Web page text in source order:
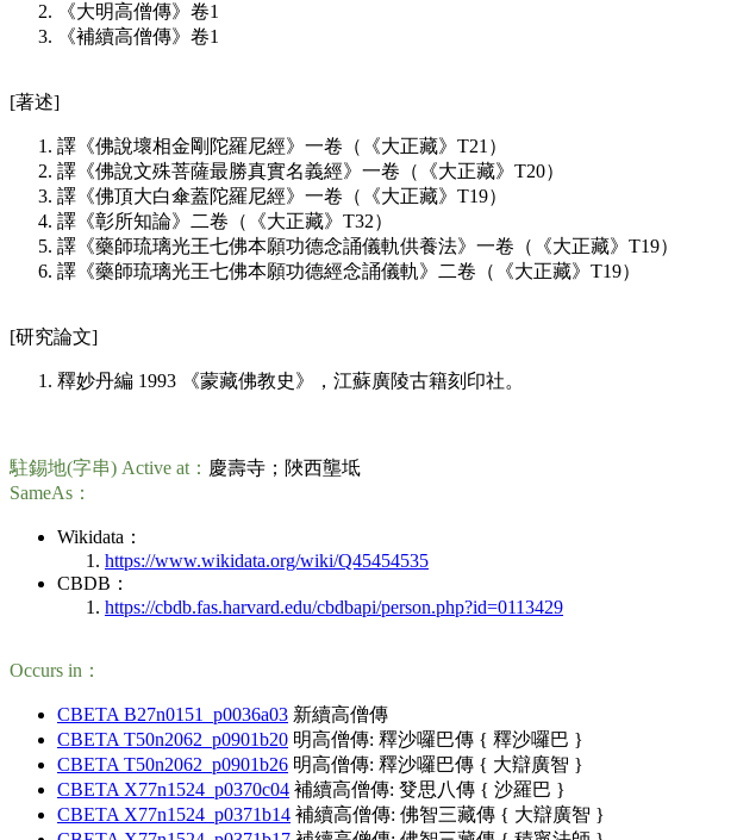
《大明高僧傳》卷1
《補續高僧傳》卷1
[著述]
譯《佛說壞相金剛陀羅尼經》一卷（《大正藏》T21）
譯《佛說文殊菩薩最勝真實名義經》一卷（《大正藏》T20）
譯《佛頂大白傘蓋陀羅尼經》一卷（《大正藏》T19）
譯《彰所知論》二卷（《大正藏》T32）
譯《藥師琉璃光王七佛本願功德念誦儀軌供養法》一卷（《大正藏》T19）
譯《藥師琉璃光王七佛本願功德經念誦儀軌》二卷（《大正藏》T19）
[研究論文]
釋妙丹編 1993 《蒙藏佛教史》，江蘇廣陵古籍刻印社。
駐錫地(字串) Active at： 慶壽寺；陜西壟坻
SameAs：
Wikidata：
https://www.wikidata.org/wiki/Q45454535
CBDB：
https://cbdb.fas.harvard.edu/cbdbapi/person.php?id=0113429
Occurs in：
CBETA B27n0151_p0036a03 新續高僧傳
CBETA T50n2062_p0901b20 明高僧傳: 釋沙囉巴傳 { 釋沙囉巴 }
CBETA T50n2062_p0901b26 明高僧傳: 釋沙囉巴傳 { 大辯廣智 }
CBETA X77n1524_p0370c04 補續高僧傳: 癹思八傳 { 沙羅巴 }
CBETA X77n1524_p0371b14 補續高僧傳: 佛智三藏傳 { 大辯廣智 }